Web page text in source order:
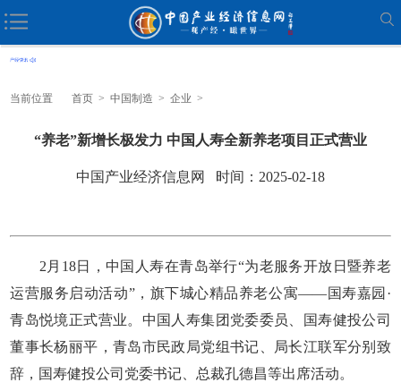
当前位置 首页 > 中国制造 > 企业 >
“养老”新增长极发力 中国人寿全新养老项目正式营业
中国产业经济信息网 时间：2025-02-18
2月18日，中国人寿在青岛举行“为老服务开放日暨养老
运营服务启动活动”，旗下城心精品养老公寓——国寿嘉园·
青岛悦境正式营业。中国人寿集团党委委员、国寿健投公司
董事长杨丽平，青岛市民政局党组书记、局长江联军分别致
辞，国寿健投公司党委书记、总裁孔德昌等出席活动。